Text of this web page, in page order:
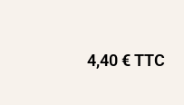
4,40€TTC